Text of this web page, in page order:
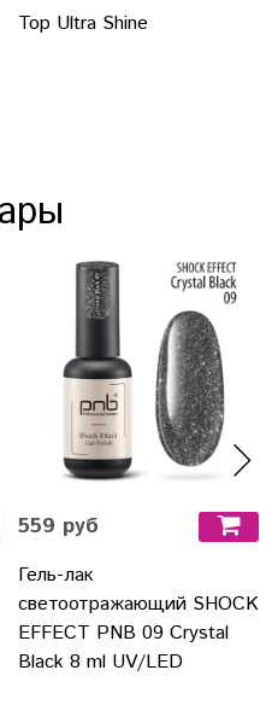
Top Ultra Shine
559 руб
Гель-лак
светоотражающий SHOCK
EFFECT PNB 09 Crystal
Black 8 ml UV/LED